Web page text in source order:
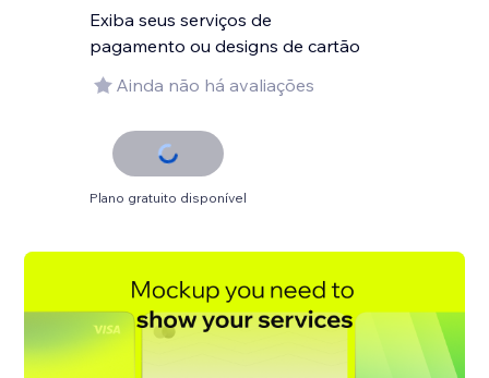
Exiba seus serviços de
pagamento ou designs de cartão
Ainda não há avaliações
Plano gratuito disponível